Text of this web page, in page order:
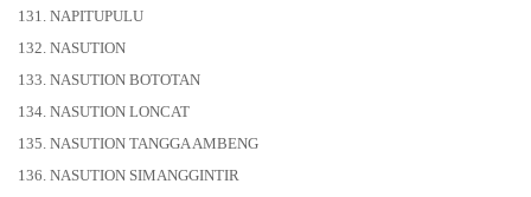
131. NAPITUPULU
132. NASUTION
133. NASUTION BOTOTAN
134. NASUTION LONCAT
135. NASUTION TANGGA AMBENG
136. NASUTION SIMANGGINTIR